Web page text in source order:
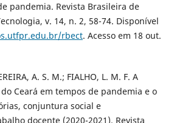
pandemia. Revista Brasileira de
v. 14, n. 2, 58-74. Disponível
rbect. Acesso em 18 out.
A. S. M.; FIALHO, L. M. F. A
Ceará em tempos de pandemia e o
conjuntura social e
docente (2020-2021). Revista